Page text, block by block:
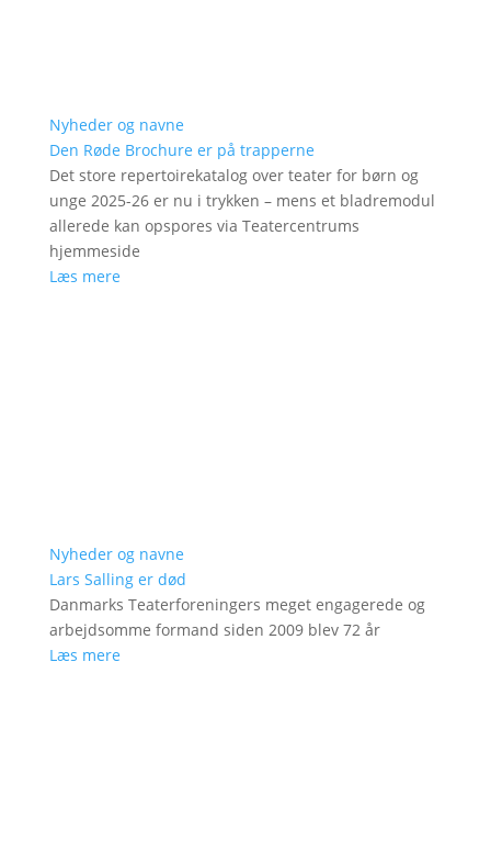
Nyheder og navne
Den Røde Brochure er på trapperne
Det store repertoirekatalog over teater for børn og
unge 2025-26 er nu i trykken – mens et bladremodul
allerede kan opspores via Teatercentrums
hjemmeside
Læs mere
Nyheder og navne
Lars Salling er død
Danmarks Teaterforeningers meget engagerede og
arbejdsomme formand siden 2009 blev 72 år
Læs mere